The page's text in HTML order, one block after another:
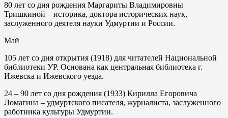
80 лет со дня рождения Маргариты Владимировны
Тришкиной – историка, доктора исторических наук,
заслуженного деятеля науки Удмуртии и России.
Май
105 лет со дня открытия (1918) для читателей Национальной
библиотеки УР. Основана как центральная библиотека г.
Ижевска и Ижевского уезда.
24 – 90 лет со дня рождения (1933) Кирилла Егоровича
Ломагина – удмуртского писателя, журналиста, заслуженного
работника культуры Удмуртии.